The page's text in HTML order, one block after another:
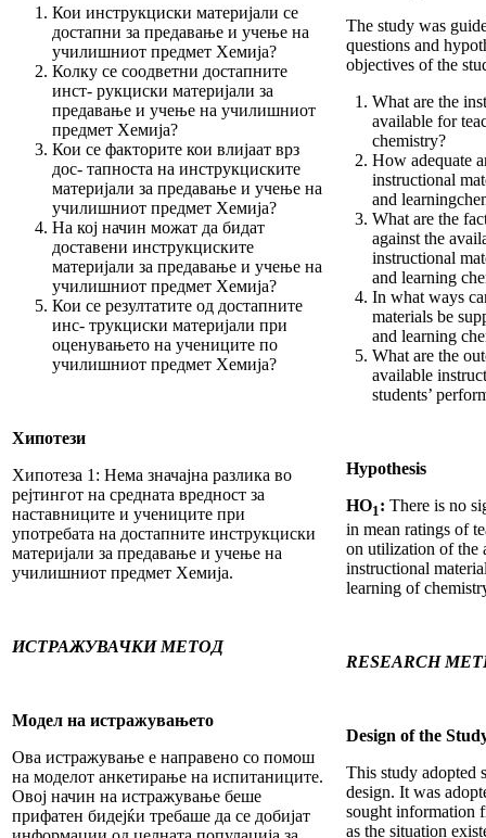
Кои инструкциски материјали се
достапни за предавање и учење на
училишниот предмет Хемија?
Колку се соодветни достапните
инст- рукциски материјали за
предавање и учење на училишниот
предмет Хемија?
Кои се факторите кои влијаат врз
дос- тапноста на инструкциските
материјали за предавање и учење на
училишниот предмет Хемија?
На кој начин можат да бидат
доставени инструкциските
материјали за предавање и учење на
училишниот предмет Хемија?
Кои се резултатите од достапните
инс- трукциски материјали при
оценувањето на учениците по
училишниот предмет Хемија?
Хипотези
Хипотеза 1: Нема значајна разлика во
рејтингот на средната вредност за
наставниците и учениците при
употребата на достапните инструкциски
материјали за предавање и учење на
училишниот предмет Хемија.
ИСТРАЖУВАЧКИ МЕТОД
Модел на истражувањето
Ова истражување е направено со помош
на моделот анкетирање на испитаниците.
Овој начин на истражување беше
прифатен бидејќи требаше да се добијат
The study was
questions and
objectives of the
What are the
available for
chemistry?
How adequate
instructional
and
What are the
against the
instructional
and learning
In what ways
materials be
and learning
What are the
available
students’
Hypothesis
HO1: There is no
in mean ratings of
on utilization of the
instructional
learning of
RESEARCH
Design of the
This study adopted
design. It was
sought information
as the situation